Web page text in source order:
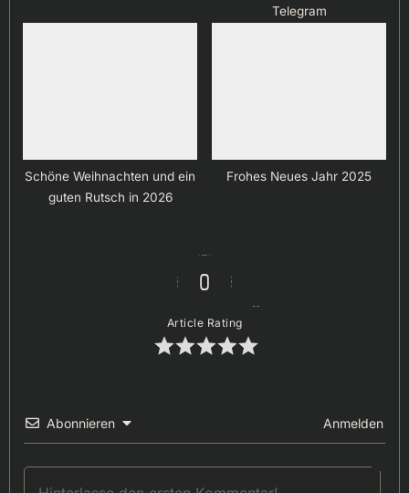
Telegram
Schöne Weihnachten und ein
guten Rutsch in 2026
Frohes Neues Jahr 2025
0
Article Rating
Abonnieren Anmelden